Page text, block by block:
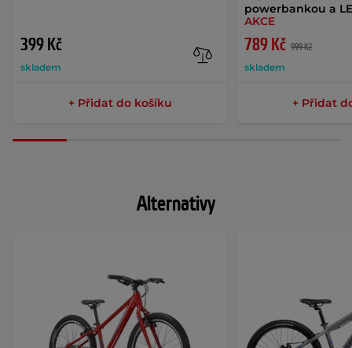
399 Kč
skladem
+ Přidat do košíku
powerbankou a
AKCE
789 Kč 999 Kč
skladem
+ Přidat
Alternativy